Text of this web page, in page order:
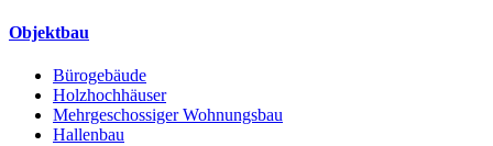
Objektbau
Bürogebäude
Holzhochhäuser
Mehrgeschossiger Wohnungsbau
Hallenbau